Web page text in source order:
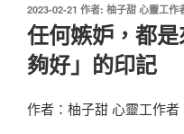
發
佈
於
2023-02-21 作者: 柚子甜 心靈工作
任何嫉妒，都
夠好」的印記
作者：柚子甜 心靈工作者